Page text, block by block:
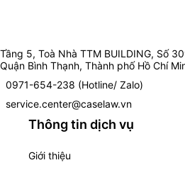
Tầng 5, Toà Nhà TTM BUILDING, Số
Quận Bình Thạnh, Thành phố Hồ Chí
0971-654-238 (Hotline/ Zalo)
service.center@caselaw.vn
Thông tin dịch vụ
Giới thiệu